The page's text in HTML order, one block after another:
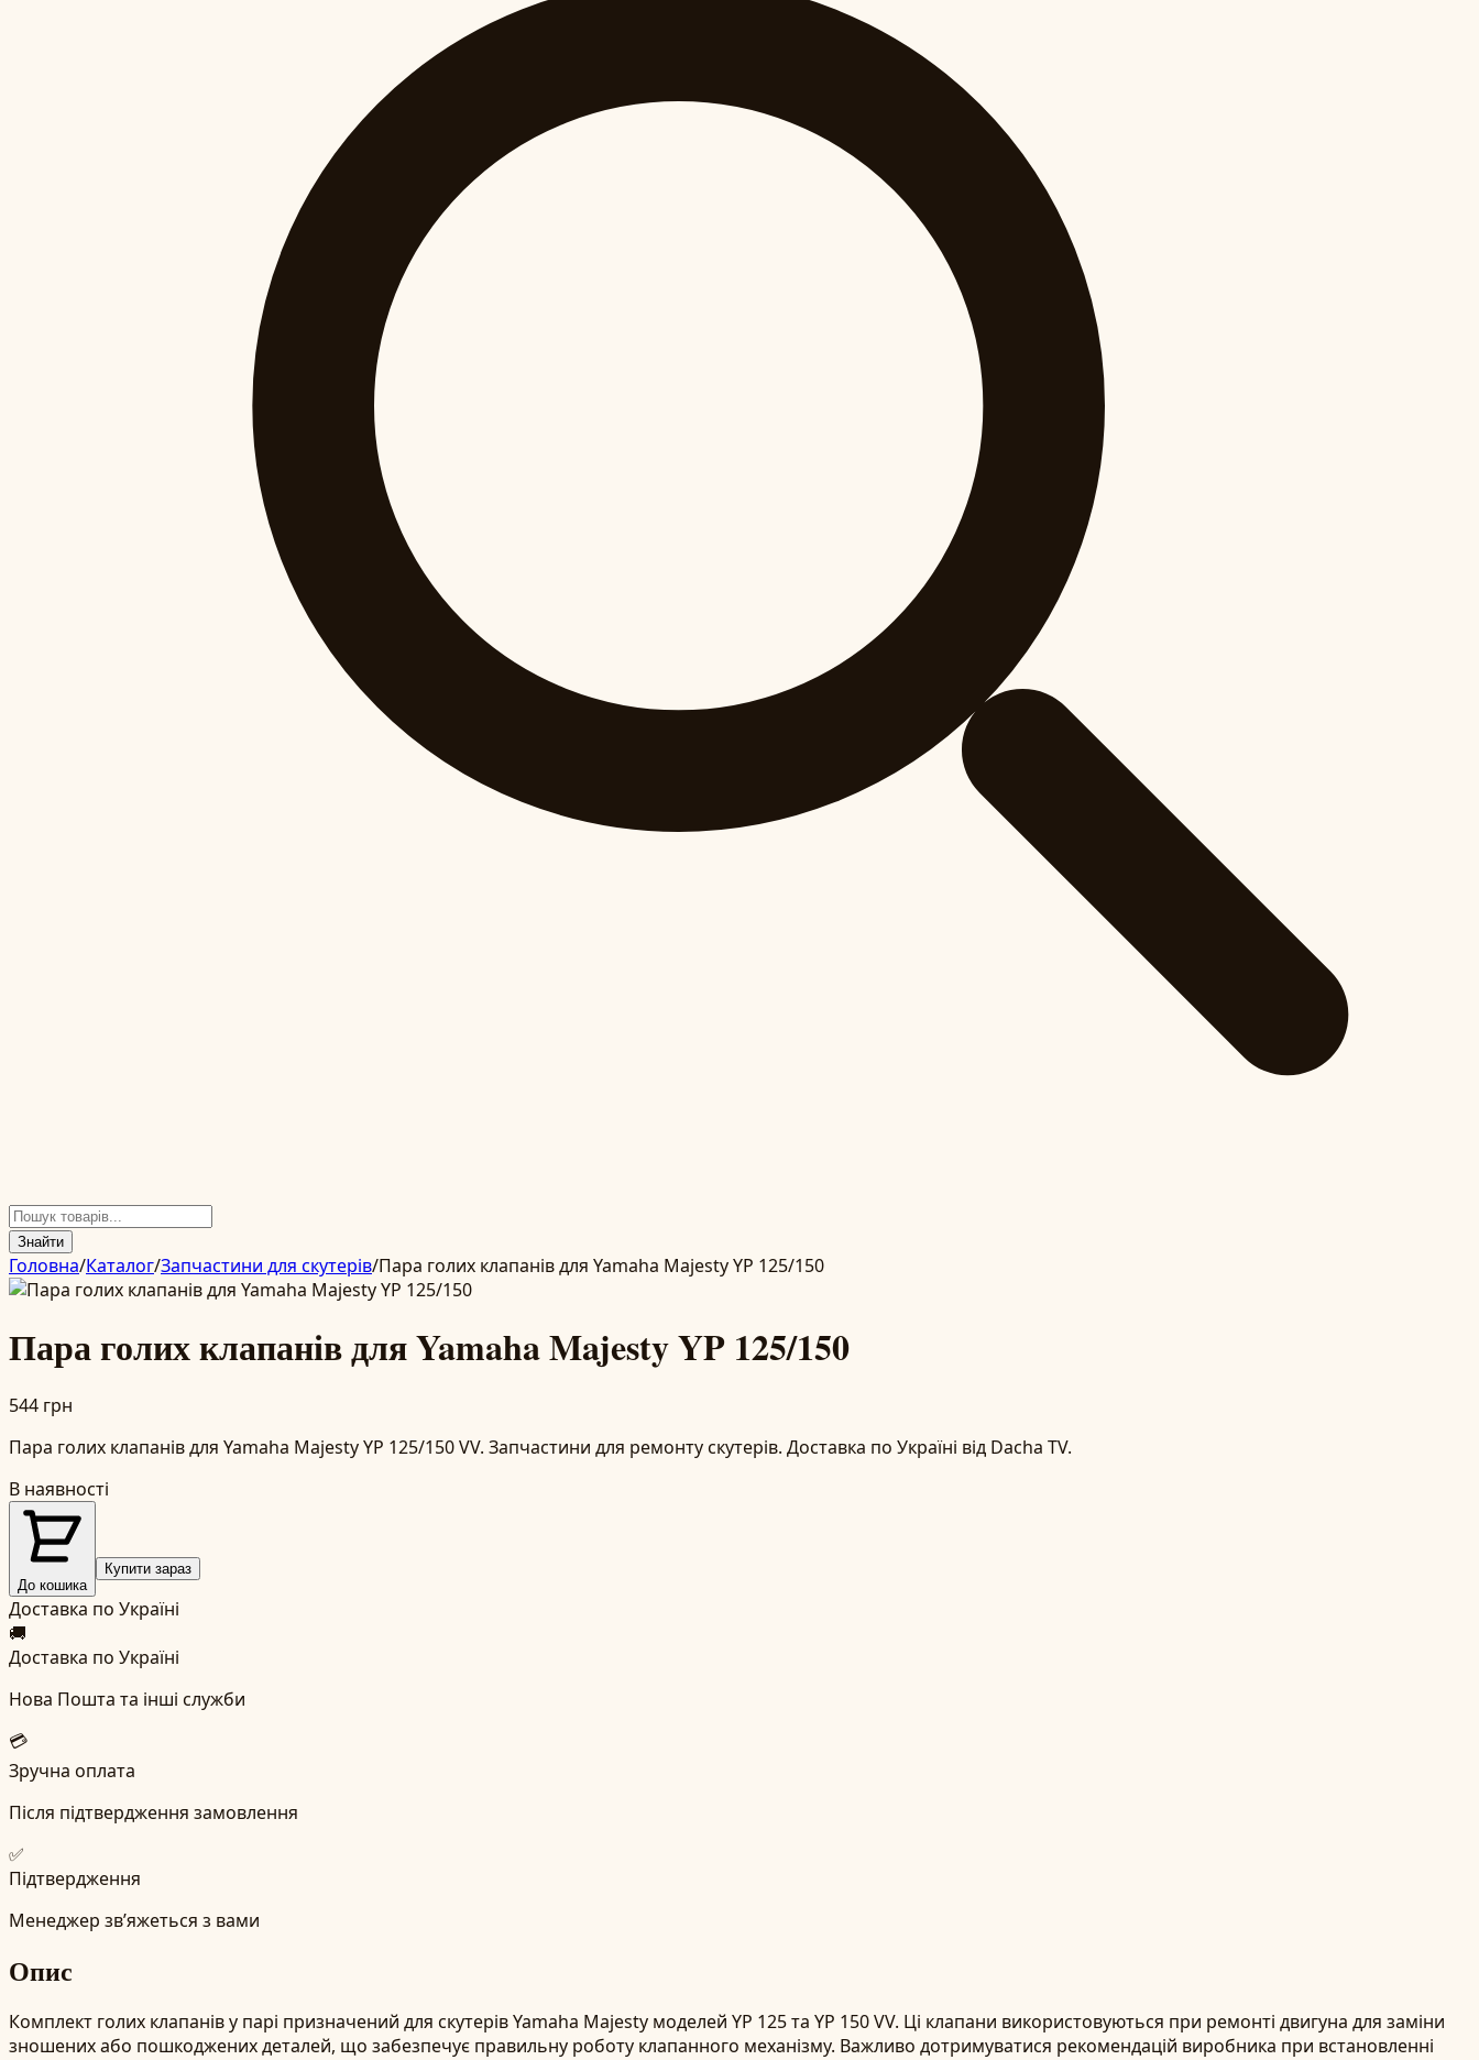
Знайти
Головна/Каталог/Запчастини для скутерів/Пара голих клапанів для Yamaha Majesty YP 125/150
Пара голих клапанів для Yamaha Majesty YP 125/150
544 грн
Пара голих клапанів для Yamaha Majesty YP 125/150 VV. Запчастини для ремонту скутерів. Доставка по Україні від Dacha TV.
В наявності
До кошика
Купити зараз
Доставка по Україні
🚚
Доставка по Україні
Нова Пошта та інші служби
💳
Зручна оплата
Після підтвердження замовлення
✅
Підтвердження
Менеджер зв’яжеться з вами
Опис
Комплект голих клапанів у парі призначений для скутерів Yamaha Majesty моделей YP 125 та YP 150 VV. Ці клапани використовуються при ремонті двигуна для заміни
зношених або пошкоджених деталей, що забезпечує правильну роботу клапанного механізму. Важливо дотримуватися рекомендацій виробника при встановленні